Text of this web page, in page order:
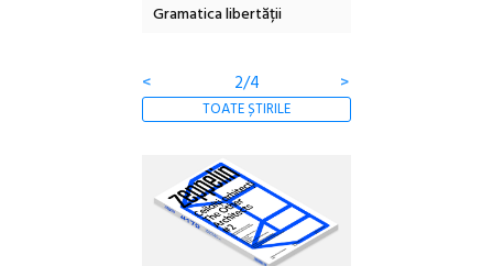
Gramatica libertății
< 2/4 >
TOATE ȘTIRILE